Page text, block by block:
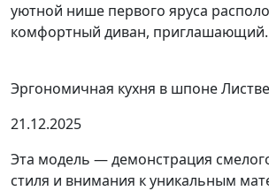
уютной нише первого яруса
комфортный диван,
Эргономичная кухня в шпоне
21.12.2025
Эта модель — демонстрация
стиля и внимания к уникальным